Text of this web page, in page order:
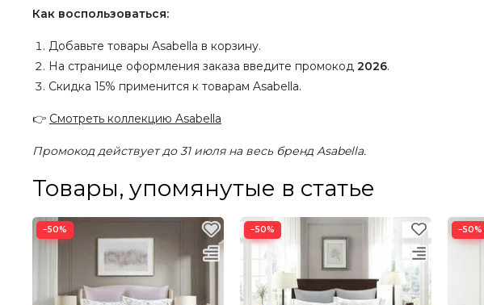
Как воспользоваться:
Добавьте товары Asabella в корзину.
На странице оформления заказа введите промокод 2026.
Скидка 15% применится к товарам Asabella.
👉 Смотреть коллекцию Asabella
Промокод действует до 31 июля на весь бренд Asabella.
Товары, упомянутые в статье
−50% −50% −50%